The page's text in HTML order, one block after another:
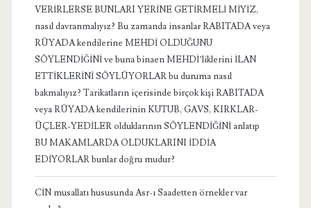
VERİRLERSE BUNLARI YERİNE GETİRMELİ MİYİZ,
nasıl davranmalıyız? Bu zamanda insanlar RABITADA veya
RÜYADA kendilerine MEHDİ OLDUĞUNU
SÖYLENDİĞİNİ ve buna binaen MEHDİ’liklerini İLAN
ETTİKLERİNİ SÖYLÜYORLAR bu duruma nasıl
bakmalıyız? Tarikatların içerisinde birçok kişi RABITADA
veya RÜYADA kendilerinin KUTUB, GAVS, KIRKLAR-
ÜÇLER-YEDİLER olduklarının SÖYLENDİĞİNİ anlatıp
BU MAKAMLARDA OLDUKLARINI İDDİA
EDİYORLAR bunlar doğru mudur?
CİN musallatı hususunda Asr-ı Saadetten örnekler var